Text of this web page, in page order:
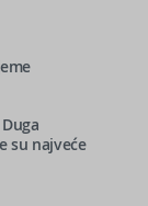
su najveće